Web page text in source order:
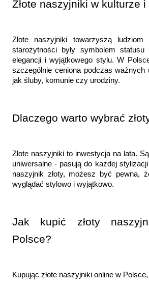
Złote naszyjniki w kulturze
Złote naszyjniki towarzyszą
starożytności były symbolem
elegancji i wyjątkowego stylu. W
szczególnie ceniona podczas ważnych
jak śluby, komunie czy urodziny.
Dlaczego warto wybrać
Złote naszyjniki to inwestycja na lata.
uniwersalne - pasują do każdej
naszyjnik złoty, możesz być pewna,
wyglądać stylowo i wyjątkowo.
Jak kupić złoty
Polsce?
Kupując złote naszyjniki online w